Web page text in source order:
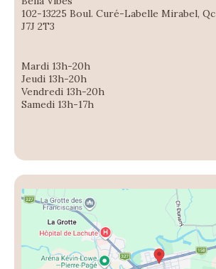
102-13225 Boul. Curé-Labelle Mirabel, Qc
J7J 2T3
Mardi 13h-20h
Jeudi 13h-20h
Vendredi 13h-20h
Samedi 13h-17h